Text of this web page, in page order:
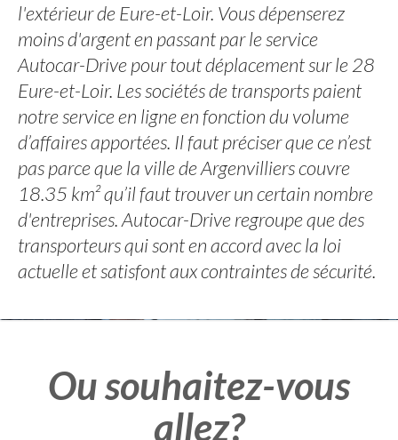
l'extérieur de Eure-et-Loir. Vous dépenserez
moins d'argent en passant par le service
Autocar-Drive pour tout déplacement sur le 28
Eure-et-Loir. Les sociétés de transports paient
notre service en ligne en fonction du volume
d’affaires apportées. Il faut préciser que ce n’est
pas parce que la ville de Argenvilliers couvre
18.35 km² qu’il faut trouver un certain nombre
d'entreprises. Autocar-Drive regroupe que des
transporteurs qui sont en accord avec la loi
actuelle et satisfont aux contraintes de sécurité.
Ou souhaitez-vous
allez?